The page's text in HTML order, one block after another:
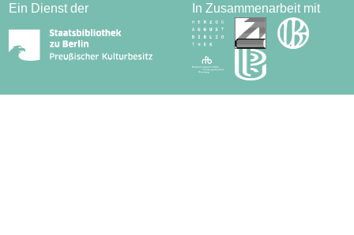
Ein Dienst der In Zusammenarbeit mit